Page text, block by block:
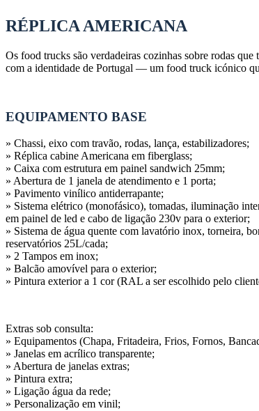
RÉPLICA AMERICANA
Os food trucks são verdadeiras cozinhas sobre rodas
com a identidade de Portugal — um food truck icónico
EQUIPAMENTO BASE
» Chassi, eixo com travão, rodas, lança, estabilizadores;
» Réplica cabine Americana em fiberglass;
» Caixa com estrutura em painel sandwich 25mm;
» Abertura de 1 janela de atendimento e 1 porta;
» Pavimento vinílico antiderrapante;
» Sistema elétrico (monofásico), tomadas, iluminação
em painel de led e cabo de ligação 230v para o exterior;
» Sistema de água quente com lavatório inox, torneira,
reservatórios 25L/cada;
» 2 Tampos em inox;
» Balcão amovível para o exterior;
» Pintura exterior a 1 cor (RAL a ser escolhido pelo
Extras sob consulta:
» Equipamentos (Chapa, Fritadeira, Frios, Fornos,
» Janelas em acrílico transparente;
» Abertura de janelas extras;
» Pintura extra;
» Ligação água da rede;
» Personalização em vinil;